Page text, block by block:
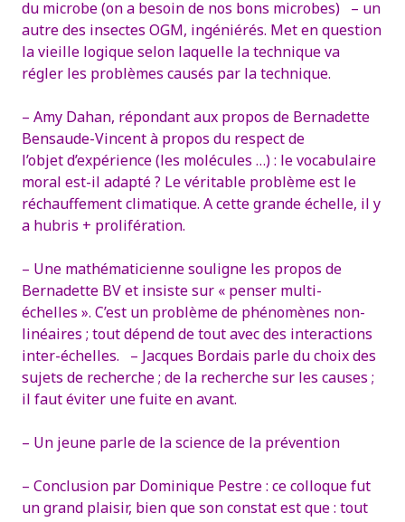
du microbe (on a besoin de nos bons microbes) – un
autre des insectes OGM, ingéniérés. Met en question
la vieille logique selon laquelle la technique va
régler les problèmes causés par la technique.
– Amy Dahan, répondant aux propos de Bernadette
Bensaude-Vincent à propos du respect de
l’objet d’expérience (les molécules …) : le vocabulaire
moral est-il adapté ? Le véritable problème est le
réchauffement climatique. A cette grande échelle, il y
a hubris + prolifération.
– Une mathématicienne souligne les propos de
Bernadette BV et insiste sur « penser multi-
échelles ». C’est un problème de phénomènes non-
linéaires ; tout dépend de tout avec des interactions
inter-échelles.
– Jacques Bordais parle du choix des
sujets de recherche ; de la recherche sur les causes ;
il faut éviter une fuite en avant.
– Un jeune parle de la science de la prévention
– Conclusion par Dominique Pestre : ce colloque fut
un grand plaisir, bien que son constat est que : tout